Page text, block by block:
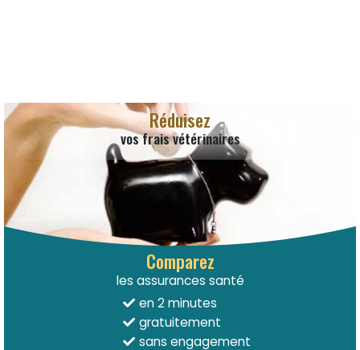
Réduisez
vos frais vétérinaires
Comparez
les assurances santé
en 2 minutes
gratuitement
sans engagement